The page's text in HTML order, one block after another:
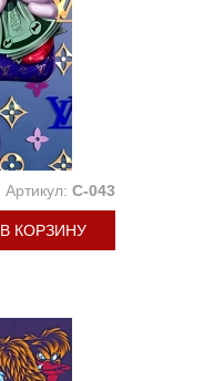
Артикул: C-043
В КОРЗИНУ